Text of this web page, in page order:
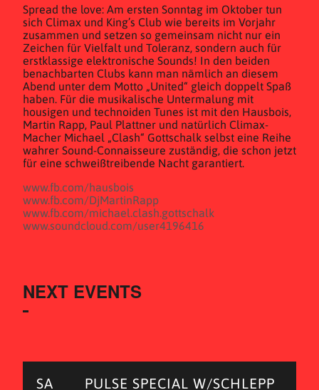
Spread the love: Am ersten Sonntag im Oktober tun
sich Climax und King’s Club wie bereits im Vorjahr
zusammen und setzen so gemeinsam nicht nur ein
Zeichen für Vielfalt und Toleranz, sondern auch für
erstklassige elektronische Sounds! In den beiden
benachbarten Clubs kann man nämlich an diesem
Abend unter dem Motto „United“ gleich doppelt Spaß
haben. Für die musikalische Untermalung mit
housigen und technoiden Tunes ist mit den Hausbois,
Martin Rapp, Paul Plattner und natürlich Climax-
Macher Michael „Clash“ Gottschalk selbst eine Reihe
wahrer Sound-Connaisseure zuständig, die schon jetzt
für eine schweißtreibende Nacht garantiert.
www.fb.com/hausbois
www.fb.com/DjMartinRapp
www.fb.com/michael.clash.gottschalk
www.soundcloud.com/user4196416
NEXT EVENTS
SA
PULSE SPECIAL W/SCHLEPP